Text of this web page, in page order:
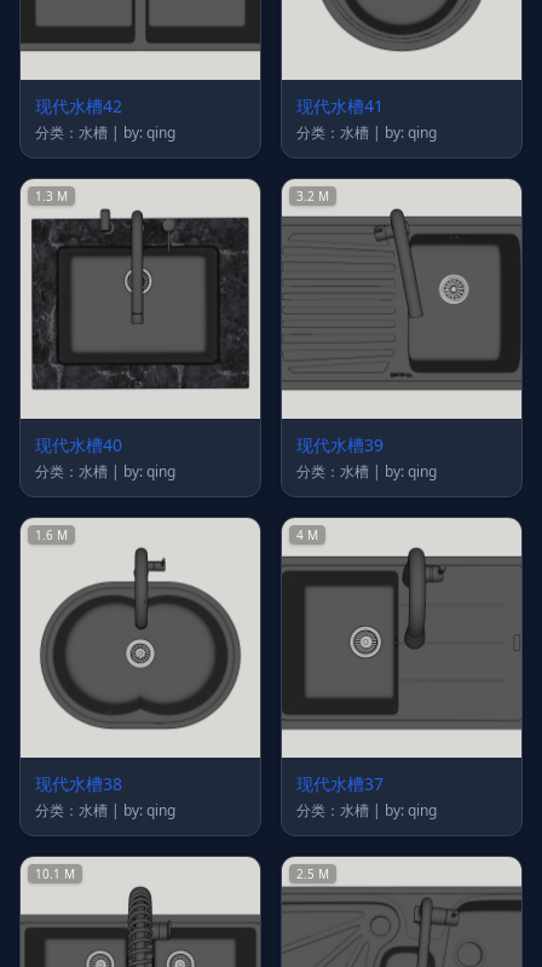
现代水槽42
分类：水槽 | by: qing
现代水槽41
分类：水槽 | by: qing
1.3 M
现代水槽40
分类：水槽 | by: qing
3.2 M
现代水槽39
分类：水槽 | by: qing
1.6 M
现代水槽38
分类：水槽 | by: qing
4 M
现代水槽37
分类：水槽 | by: qing
10.1 M 2.5 M